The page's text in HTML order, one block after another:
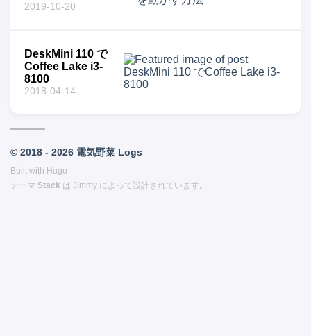
2019-10-20
DeskMini 110 で
Coffee Lake i3-
8100
2018-04-14
© 2018 - 2026 電気野菜 Logs
Built with Hugo
テーマ Stack は Jimmy によって設計されています。